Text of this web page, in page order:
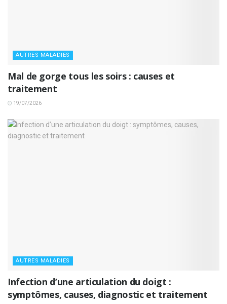
AUTRES MALADIES
Mal de gorge tous les soirs : causes et
traitement
19/07/2026
AUTRES MALADIES
Infection d’une articulation du doigt :
symptômes, causes, diagnostic et traitement